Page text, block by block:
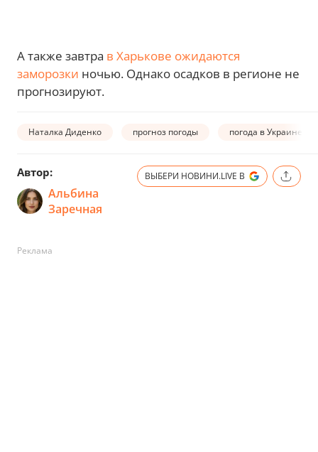
А также завтра в Харькове ожидаются
заморозки ночью. Однако осадков в регионе не
прогнозируют.
Наталка Диденко прогноз погоды погода в Украине
Автор:
Альбина
Заречная
ВЫБЕРИ НОВИНИ.LIVE В
Реклама